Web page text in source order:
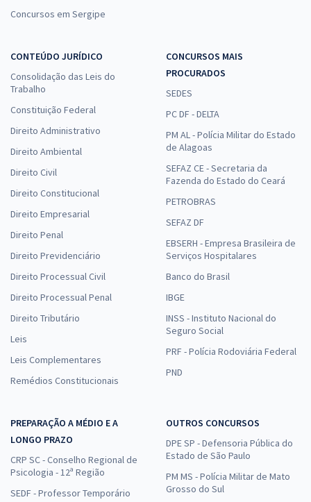
Concursos em Sergipe
CONTEÚDO JURÍDICO
Consolidação das Leis do
Trabalho
Constituição Federal
Direito Administrativo
Direito Ambiental
Direito Civil
Direito Constitucional
Direito Empresarial
Direito Penal
Direito Previdenciário
Direito Processual Civil
Direito Processual Penal
Direito Tributário
Leis
Leis Complementares
Remédios Constitucionais
CONCURSOS MAIS
PROCURADOS
SEDES
PC DF - DELTA
PM AL - Polícia Militar do Estado
de Alagoas
SEFAZ CE - Secretaria da
Fazenda do Estado do Ceará
PETROBRAS
SEFAZ DF
EBSERH - Empresa Brasileira de
Serviços Hospitalares
Banco do Brasil
IBGE
INSS - Instituto Nacional do
Seguro Social
PRF - Polícia Rodoviária Federal
PND
PREPARAÇÃO A MÉDIO E A
LONGO PRAZO
CRP SC - Conselho Regional de
Psicologia - 12ª Região
SEDF - Professor Temporário
OUTROS CONCURSOS
DPE SP - Defensoria Pública do
Estado de São Paulo
PM MS - Polícia Militar de Mato
Grosso do Sul